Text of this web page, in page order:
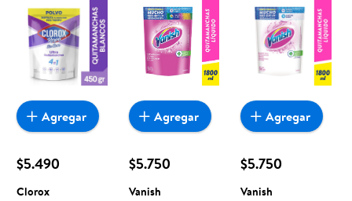
$5.490
Clorox
Agregar
$5.750
Vanish
Agregar
$5.750
Vanish
Agregar